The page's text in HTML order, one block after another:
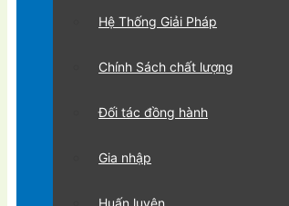
Hệ Thống Giải Pháp
Chính Sách chất lượng
Đối tác đồng hành
Gia nhập
Huấn luyện